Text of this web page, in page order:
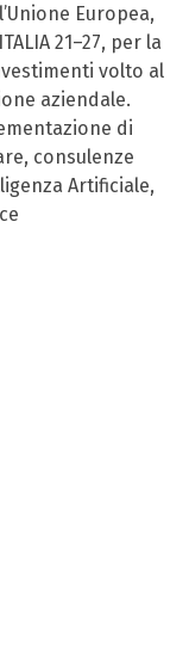
Europea,
21–27, per la
volto al
aziendale.
di
consulenze
Artificiale,